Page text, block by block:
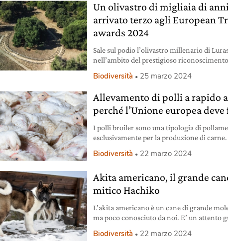
Un olivastro di migliaia di
arrivato terzo agli European
awards 2024
Sale sul podio l’olivastro millenario di
nell’ambito del prestigioso
weeping beach of Bayeux” in Francia e al
40.000 voti. European Tree of the year
Biodiversità 25 marzo 2024
Allevamento di polli a rapido
perché l’Unione europea
I polli broiler sono una tipologia di
esclusivamente per la produzione di
Biodiversità 22 marzo 2024
Akita americano, il grande
mitico Hachiko
L’akita americano è un cane di grande
ma poco conosciuto da noi. E’ un attento
Biodiversità 22 marzo 2024